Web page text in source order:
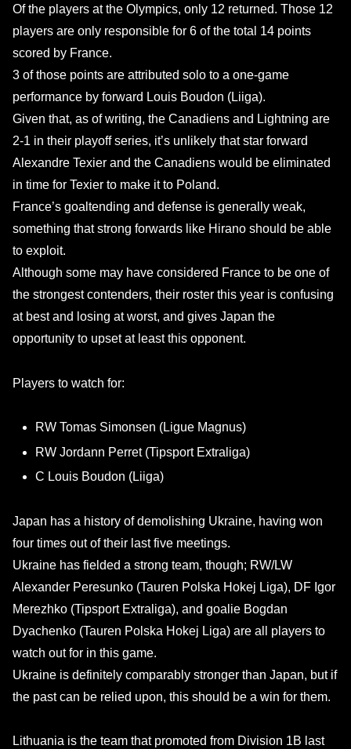
Of the players at the Olympics, only 12 returned. Those 12
players are only responsible for 6 of the total 14 points
scored by France.
3 of those points are attributed solo to a one-game
performance by forward Louis Boudon (Liiga).
Given that, as of writing, the Canadiens and Lightning are
2-1 in their playoff series, it’s unlikely that star forward
Alexandre Texier and the Canadiens would be eliminated
in time for Texier to make it to Poland.
France’s goaltending and defense is generally weak,
something that strong forwards like Hirano should be able
to exploit.
Although some may have considered France to be one of
the strongest contenders, their roster this year is confusing
at best and losing at worst, and gives Japan the
opportunity to upset at least this opponent.
Players to watch for:
RW Tomas Simonsen (Ligue Magnus)
RW Jordann Perret (Tipsport Extraliga)
C Louis Boudon (Liiga)
Japan has a history of demolishing Ukraine, having won
four times out of their last five meetings.
Ukraine has fielded a strong team, though; RW/LW
Alexander Peresunko (Tauren Polska Hokej Liga), DF Igor
Merezhko (Tipsport Extraliga), and goalie Bogdan
Dyachenko (Tauren Polska Hokej Liga) are all players to
watch out for in this game.
Ukraine is definitely comparably stronger than Japan, but if
the past can be relied upon, this should be a win for them.
Lithuania is the team that promoted from Division 1B last